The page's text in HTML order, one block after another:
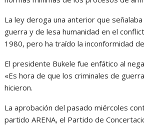
La ley deroga una anterior que
guerra y de lesa humanidad en el
1980, pero ha traído la inconformidad
El presidente Bukele fue enfático al
«Es hora de que los criminales de
hicieron.
La aprobación del pasado miércoles
partido ARENA, el Partido de